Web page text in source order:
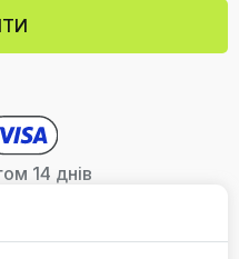
14 днів